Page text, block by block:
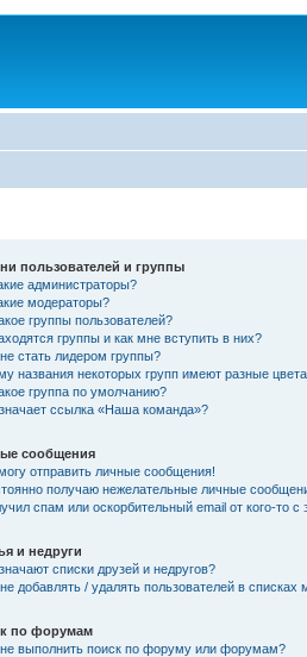
пользователей и группы
администраторы?
модераторы?
группы пользователей?
группы и как мне вступить в них?
стать лидером группы?
названия некоторых групп имеют разные
группа по умолчанию?
ссылка «Наша команда»?
сообщения
отправить личные сообщения!
получаю нежелательные личные
спам или оскорбительный email от кого-то с
и недруги
списки друзей и недругов?
добавлять / удалять пользователей в списках
по форумам
выполнить поиск по форуму или форумам?